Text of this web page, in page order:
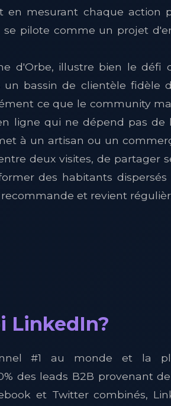
mesurant chaque action
se pilote comme un projet
d'Orbe, illustre bien le défi
bassin de clientèle fidèle
ce que le community
ligne qui ne dépend pas de
à un artisan ou un
deux visites, de partager
des habitants
et revient
LinkedIn?
#1 au monde et la
des leads B2B provenant
et Twitter combinés,